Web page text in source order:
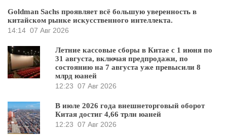
Goldman Sachs проявляет всё большую уверенность в
китайском рынке искусственного интеллекта.
14:14 07 Авг 2026
Летние кассовые сборы в Китае с 1 июня по
31 августа, включая предпродажи, по
состоянию на 7 августа уже превысили 8
млрд юаней
12:23 07 Авг 2026
В июле 2026 года внешнеторговый оборот
Китая достиг 4,66 трлн юаней
12:23 07 Авг 2026